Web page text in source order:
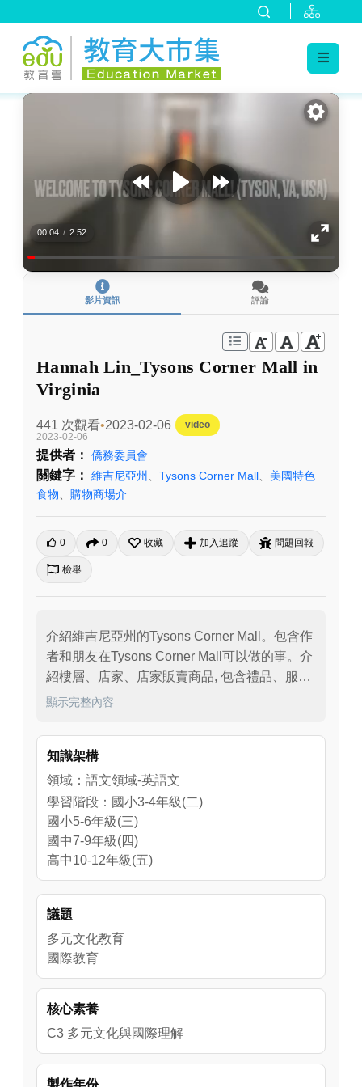
:::
00:04 / 2:52
影片資訊 評論
Hannah Lin_Tysons Corner Mall in
Virginia
441 次觀看 2023-02-06
video
2023-02-06
提供者： 僑務委員會
關鍵字： 維吉尼亞州 Tysons Corner Mall
美國特色
食物
購物商場介
0 0 收藏 加入追蹤 問題回報
檢舉
介紹維吉尼亞州的Tysons Corner Mall。包含作
者和朋友在Tysons Corner Mall可以做的事。介
紹樓層、店家、店家販賣商品, 包含禮品、服
飾、餐廳等店家。
顯示完整內容
知識架構
領域：語文領域-英語文
學習階段：國小3-4年級(二)
國小5-6年級(三)
國中7-9年級(四)
高中10-12年級(五)
議題
多元文化教育
國際教育
核心素養
C3 多元文化與國際理解
製作年份